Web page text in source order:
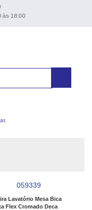
às 18:00
Lavatório Mesa Bica
Flex Cromado Deca